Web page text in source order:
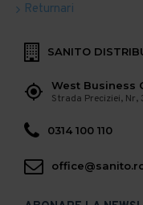
Returnari
SANITO
West Business
Strada Preciziei, Nr,
0314 100 110